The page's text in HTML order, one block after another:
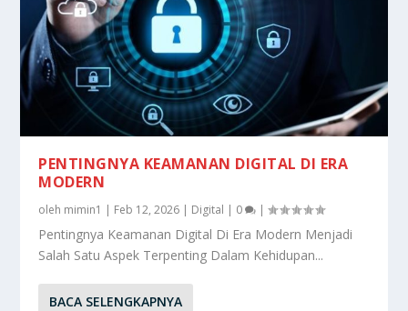
PENTINGNYA KEAMANAN DIGITAL DI ERA
MODERN
oleh mimin1 | Feb 12, 2026 | Digital | 0 |
Pentingnya Keamanan Digital Di Era Modern Menjadi
Salah Satu Aspek Terpenting Dalam Kehidupan...
BACA SELENGKAPNYA